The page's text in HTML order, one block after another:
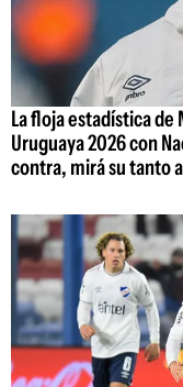
La floja estadística de
Uruguaya 2026 con
contra, mirá su tanto